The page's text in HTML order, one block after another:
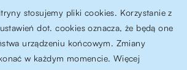
stosujemy pliki cookies. Korzystanie z
dot. cookies oznacza, że będą one
urządzeniu końcowym. Zmiany
w każdym momencie. Więcej